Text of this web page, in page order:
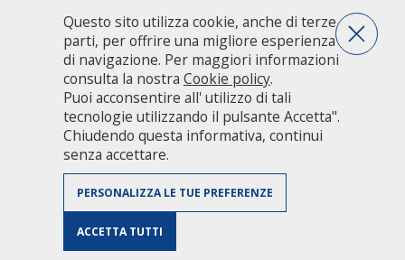
- Numero Verde: 800.88.33.11
Consulta l'organigramma
Accedi agli atti
Guida pratica ai servizi e alla modulistica
Città metropolitana di Milano - Via Vivaio, 1 - 20122 Milano - centralino
02 7740.1 |PEC - Posta Elettronica Certificata|PEO - Posta
Elettronica Ordinaria| P.IVA 08911820960
Accessibilita|Contatti|Credits
Riconoscimenti|Il sito in cifre
Questo sito utilizza cookie, anche di terze
parti, per offrire una migliore esperienza
di navigazione. Per maggiori informazioni
consulta la nostra Cookie policy.
Puoi acconsentire all' utilizzo di tali
tecnologie utilizzando il pulsante Accetta".
Chiudendo questa informativa, continui
senza accettare.
PERSONALIZZA LE TUE PREFERENZE
ACCETTA TUTTI